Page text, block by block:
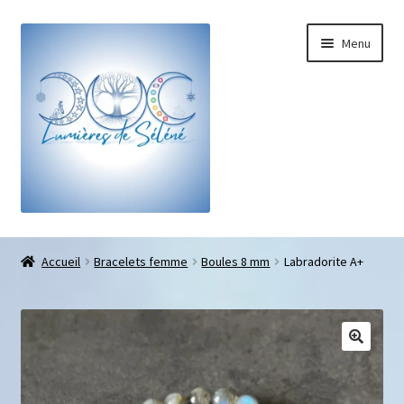
Menu
Boutique
Pendentifs sifflet et fioles
Accueil Bracelets femme Boules 8 mm Labradorite A+